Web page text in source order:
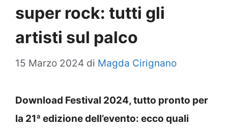
super rock: tutti gli
artisti sul palco
15 Marzo 2024 di Magda Cirignano
Download Festival 2024, tutto pronto per
la 21ª edizione dell’evento: ecco quali